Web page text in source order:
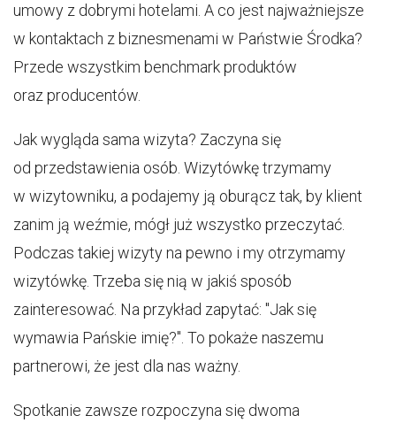
umowy z dobrymi hotelami. A co jest najważniejsze
w kontaktach z biznesmenami w Państwie Środka?
Przede wszystkim benchmark produktów
oraz producentów.
Jak wygląda sama wizyta? Zaczyna się
od przedstawienia osób. Wizytówkę trzymamy
w wizytowniku, a podajemy ją oburącz tak, by klient
zanim ją weźmie, mógł już wszystko przeczytać.
Podczas takiej wizyty na pewno i my otrzymamy
wizytówkę. Trzeba się nią w jakiś sposób
zainteresować. Na przykład zapytać: "Jak się
wymawia Pańskie imię?". To pokaże naszemu
partnerowi, że jest dla nas ważny.
Spotkanie zawsze rozpoczyna się dwoma